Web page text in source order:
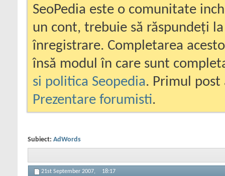
SeoPedia este o comunitate
un cont, trebuie să răspundeți
înregistrare. Completarea
însă modul în care sunt
si politica Seopedia. Primul
Prezentare forumisti.
Subiect: AdWords
21st September 2007, 18:17